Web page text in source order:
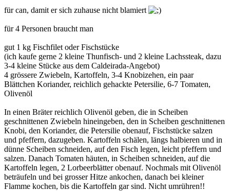
für can, damit er sich zuhause nicht blamiert
für 4 Personen braucht man
gut 1 kg Fischfilet oder Fischstücke
(ich kaufe gerne 2 kleine Thunfisch- und 2 kleine Lachssteak, dazu
3-4 kleine Stücke aus dem Caldeirada-Angebot)
4 grössere Zwiebeln, Kartoffeln, 3-4 Knobizehen, ein paar
Blättchen Koriander, reichlich gehackte Petersilie, 6-7 Tomaten,
Olivenöl
In einen Bräter reichlich Olivenöl geben, die in Scheiben
geschnittenen Zwiebeln hineingeben, den in Scheiben geschnittenen
Knobi, den Koriander, die Petersilie obenauf, Fischstücke salzen
und pfeffern, dazugeben. Kartoffeln schälen, längs halbieren und in
dünne Scheiben schneiden, auf den Fisch legen, leicht pfeffern und
salzen. Danach Tomaten häuten, in Scheiben schneiden, auf die
Kartoffeln legen, 2 Lorbeerblätter obenauf. Nochmals mit Olivenöl
beträufeln und bei grosser Hitze ankochen, danach bei kleiner
Flamme kochen, bis die Kartoffeln gar sind. Nicht umrühren!!